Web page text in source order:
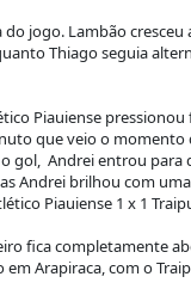
jogo. Lambão
Thiago seguia
Piauiense
que veio o momento
gol, Andrei entrou para
Andrei brilhou com
Piauiense 1 x 1
fica completamente
Arapiraca, com o